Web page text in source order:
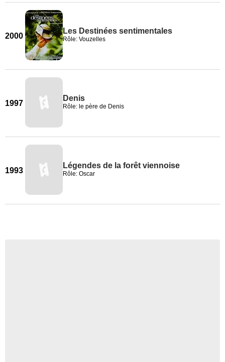
2000
Les Destinées sentimentales
Rôle: Vouzelles
1997
Denis
Rôle: le père de Denis
1993
Légendes de la forêt viennoise
Rôle: Oscar